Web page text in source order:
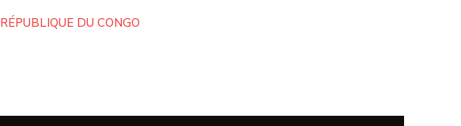
RÉPUBLIQUE DU CONGO